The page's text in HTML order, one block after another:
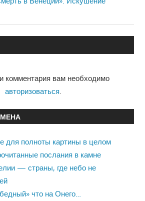
комментария вам необходимо
авторизоваться
для полноты картины в целом
послания в камне
— страны, где небо не
что на Онего…